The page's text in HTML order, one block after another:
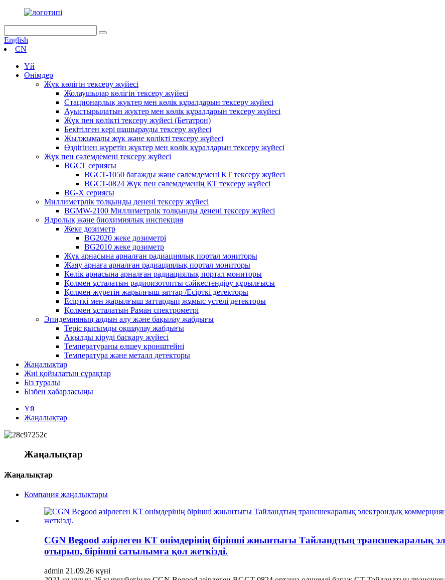
English
CN
Үй
Өнімдер
Жүк көлігін тексеру жүйесі
Жолаушылар көлігін тексеру жүйесі
Стационарлық жүктер мен көлік құралдарын тексеру жүйесі
Ауыстырылатын жүктер мен көлік құралдарын тексеру жүйесі
Жүк пен көлікті тексеру жүйесі (Бетатрон)
Бекітілген кері шашырауды тексеру жүйесі
Жылжымалы жүк және көлікті тексеру жүйесі
Өздігінен жүретін жүктер мен көлік құралдарын тексеру жүйесі
Жүк пен сәлемдемені тексеру жүйесі
BGCT сериясы
BGCT-1050 багажды және сәлемдемені КТ тексеру жүйесі
BGCT-0824 Жүк пен сәлемдеменің КТ тексеру жүйесі
BG-X сериясы
Миллиметрлік толқынды денені тексеру жүйесі
BGMW-2100 Миллиметрлік толқынды денені тексеру жүйесі
Ядролық және биохимиялық инспекция
Жеке дозиметр
BG2020 жеке дозиметрі
BG2010 жеке дозиметр
Жүк арнасына арналған радиациялық портал мониторы
Жаяу арнаға арналған радиациялық портал мониторы
Көлік арнасына арналған радиациялық портал мониторы
Қолмен ұсталатын радиоизотопты сәйкестендіру құрылғысы
Қолмен жүретін жарылғыш заттар /Есірткі детекторы
Есірткі мен жарылғыш заттардың жұмыс үстелі детекторы
Қолмен ұсталатын Раман спектрометрі
Эпидемияның алдын алу және бақылау жабдығы
Теріс қысымды оқшаулау жабдығы
Ақылды кіруді басқару жүйесі
Температураны өлшеу кронштейні
Температура және металл детекторы
Жаңалықтар
Жиі қойылатын сұрақтар
Біз туралы
Бізбен хабарласыңы
Үй
Жаңалықтар
Жаңалықтар
Жаңалықтар
Компания жаңалықтары
CGN Begood әзірлеген КТ өнімдерінің бірінші жиынтығы Тайландтың
отырып, бірінші сатылымға қол жеткізді.
admin 21.09.26 күні